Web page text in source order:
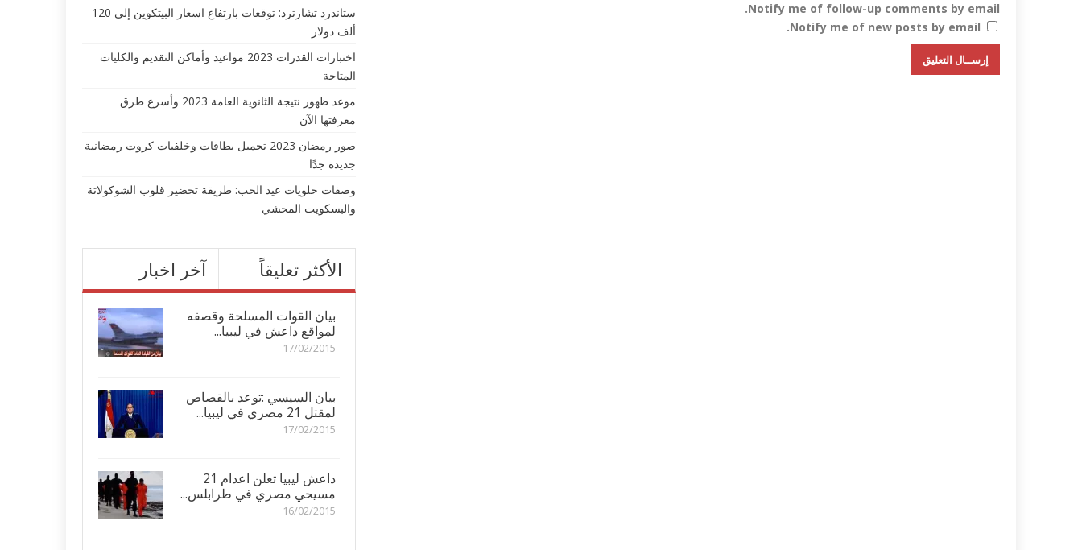
Notify me of follow-up comments by email.
Notify me of new posts by email.
ستاندرد تشارترد: توقعات بارتفاع اسعار البيتكوين إلى 120
ألف دولار
اختبارات القدرات 2023 مواعيد وأماكن التقديم والكليات
المتاحة
موعد ظهور نتيجة الثانوية العامة 2023 وأسرع طرق
معرفتها الآن
صور رمضان 2023 تحميل بطاقات وخلفيات كروت رمضانية
جديدة جدًا
وصفات حلويات عيد الحب: طريقة تحضير قلوب الشوكولاتة
والبسكويت المحشي
آخر اخبار الأكثر تعليقاً
بيان القوات المسلحة وقصفه
لمواقع داعش في ليبيا...
17/02/2015
بيان السيسي :توعد بالقصاص
لمقتل 21 مصري في ليبيا...
17/02/2015
داعش ليبيا تعلن اعدام 21
مسيحي مصري في طرابلس...
16/02/2015